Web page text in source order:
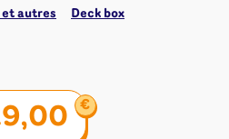
autres Deck box
€